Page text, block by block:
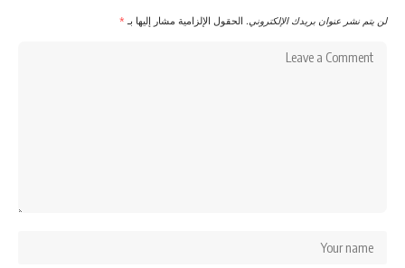
لن يتم نشر عنوان بريدك الإلكتروني. الحقول الإلزامية مشار إليها بـ *